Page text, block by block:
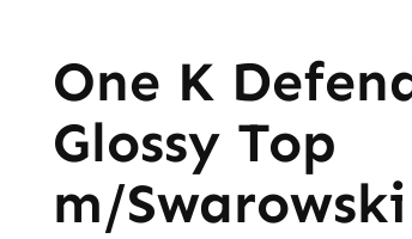
One K
Glossy Top
m/Swarowski